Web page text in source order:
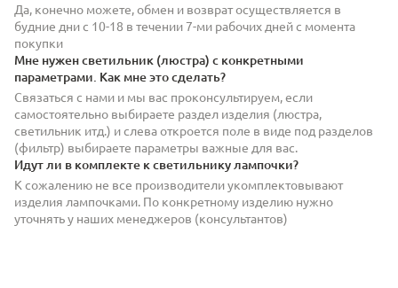
Да, конечно можете, обмен и возврат осуществляется в
будние дни с 10-18 в течении 7-ми рабочих дней с момента
покупки
Мне нужен светильник (люстра) с конкретными
параметрами. Как мне это сделать?
Связаться с нами и мы вас проконсультируем, если
самостоятельно выбираете раздел изделия (люстра,
светильник итд.) и слева откроется поле в виде под разделов
(фильтр) выбираете параметры важные для вас.
Идут ли в комплекте к светильнику лампочки?
К сожалению не все производители укомплектовывают
изделия лампочками. По конкретному изделию нужно
уточнять у наших менеджеров (консультантов)